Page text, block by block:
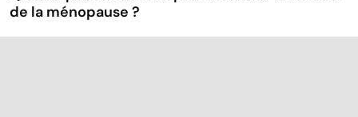
de la ménopause ?